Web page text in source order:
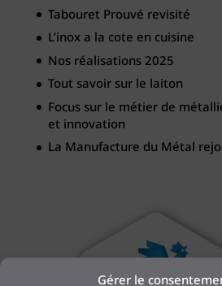
Gérer le
Tabouret Prouvé revisité
L’inox a la cote en cuisine
Nos réalisations 2025
Tout savoir sur le laiton
Focus sur le métier de
et innovation
La Manufacture du Métal